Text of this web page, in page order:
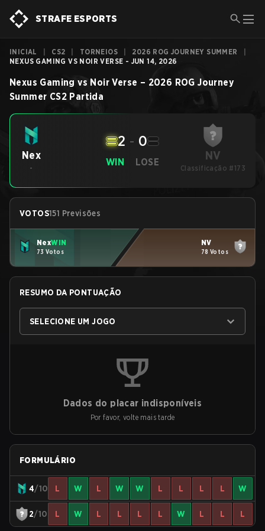
STRAFE ESPORTS
INICIAL CS2 TORNEIOS 2026 ROG JOURNEY SUMMER
NEXUS GAMING VS NOIR VERSE - JUN 14, 2026
Nexus Gaming vs Noir Verse – 2026 ROG Journey
Summer CS2 Partida
Nex
-
WIN
2 - 0
LOSE NV
Classificação #173
VOTOS151 Previsões
NexWIN
73 Votos
NV
78 Votos
RESUMO DA PONTUAÇÃO
SELECIONE UM JOGO
Dados do placar indisponíveis
Por favor, volte mais tarde
FORMULÁRIO
4/10 L W L W W L L L L W
2/10 L W L L L L W L L L